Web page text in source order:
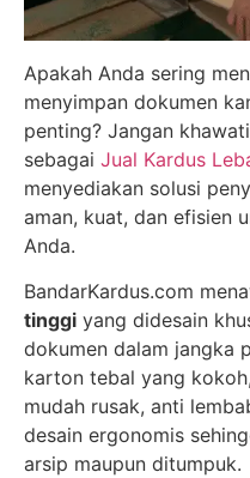
Apakah Anda sering
menyimpan dokumen
penting? Jangan
sebagai Jual Kardus
menyediakan solusi
aman, kuat, dan efisien
Anda.
BandarKardus.com
tinggi yang didesain
dokumen dalam jangka
karton tebal yang
mudah rusak, anti
desain ergonomis
arsip maupun ditumpuk.